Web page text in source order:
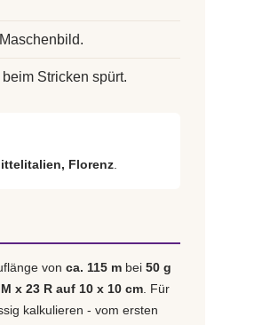
Stricken spürt.
Florenz
von ca. 115 m bei 50 g
x 23 R auf 10 x 10 cm . Für
kalkulieren - vom ersten